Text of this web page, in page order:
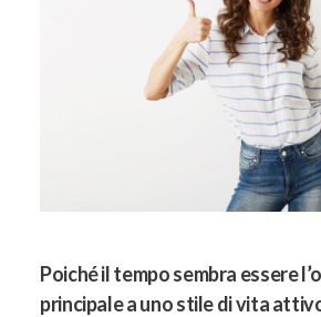
Poiché il tempo sembra essere
principale a uno stile di vita